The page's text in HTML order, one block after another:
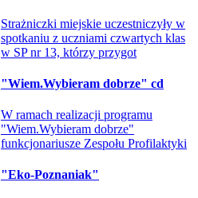
Strażniczki miejskie uczestniczyły w
spotkaniu z uczniami czwartych klas
w SP nr 13, którzy przygot
"Wiem.Wybieram dobrze" cd
W ramach realizacji programu
"Wiem.Wybieram dobrze"
funkcjonariusze Zespołu Profilaktyki
"Eko-Poznaniak"